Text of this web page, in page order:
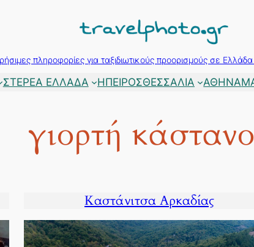
πληροφορίες για ταξιδιωτικούς προορισμούς σε
ΣΤΕΡΕΑ ΕΛΛΑΔΑ ΗΠΕΙΡΟΣΘΕΣΣΑΛΙΑ ΑΘΗΝΑ
γιορτή
Καστάνιτσα Αρκαδίας